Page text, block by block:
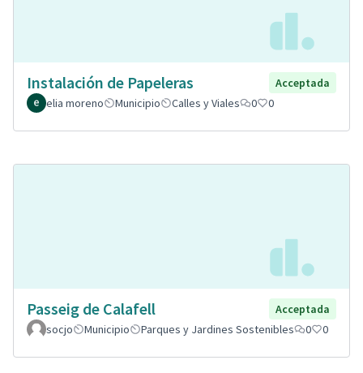
Instalación de Papeleras
Acceptada
elia moreno
Municipio Calles y Viales 0 0
Passeig de Calafell
Acceptada
socjo
Municipio Parques y Jardines Sostenibles 0 0